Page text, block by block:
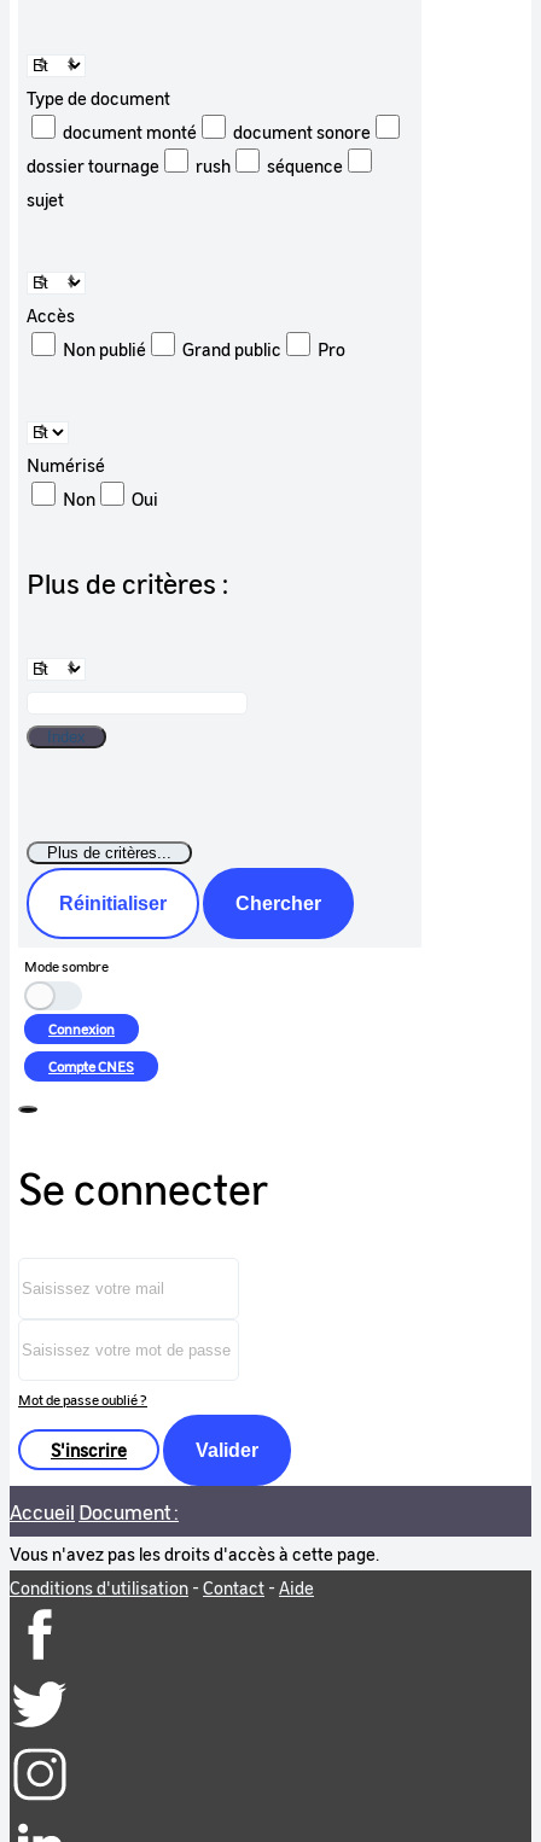
Type de document
document monté
document sonore
dossier tournage
rush
séquence
sujet
Accès
Non publié
Grand public Pro
Numérisé
Non
Oui
Plus de critères :
Réinitialiser Chercher
Mode sombre
Connexion
CompteCNES
Se connecter
Mot de passe oublié ?
S'inscrire Valider
Accueil Document :
Vous n'avez pas les droits d'accès à cette page.
Conditions d'utilisation - Contact - Aide